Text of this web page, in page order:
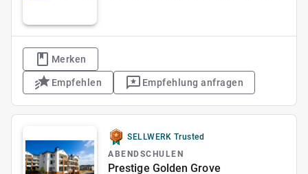
Merken
Empfehlen Empfehlung anfragen
SELLWERK Trusted
ABENDSCHULEN
Prestige Golden Grove